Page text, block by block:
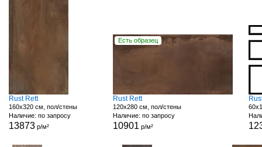
Rust Rett
160x320 см, пол/стены
Наличие: по запросу
13873 р/м²
Есть образец
Rust Rett
120x280 см, пол/стены
Наличие: по запросу
10901 р/м²